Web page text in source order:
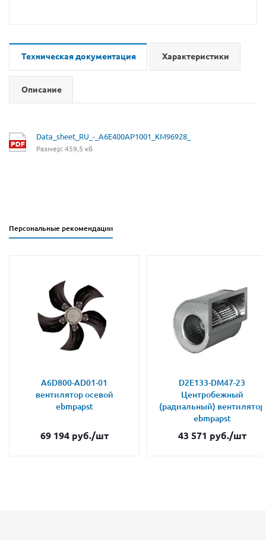
Техническая документация Характеристики
Описание
Data_sheet_RU_-_A6E400AP1001_KM96928_
Размер: 459,5 кб
Персональные рекомендации
A6D800-AD01-01
вентилятор осевой
ebmpapst
69 194руб./шт
D2E133-DM47-23
Центробежный
(радиальный) вентилятор
ebmpapst
43 571 руб./шт